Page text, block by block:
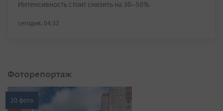
Интенсивность стоит снизить на 30–50%
сегодня, 04:32
Фоторепортаж
20 фото